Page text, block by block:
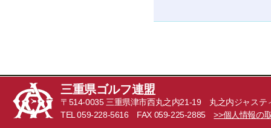
三重県ゴルフ連盟
〒514-0035 三重県津市西丸之内21-19 丸之内ジャステ
TEL 059-228-5616 FAX 059-225-2885>>個人情報の